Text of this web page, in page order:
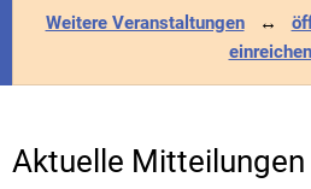
Weitere Veranstaltungen↔
einreichen
Aktuelle Mitteilungen